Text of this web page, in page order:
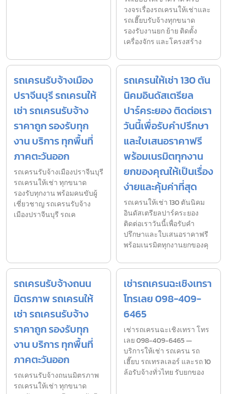
วงจรเรื่องรถเครนให้เช่าและ
รถเฮี๊ยบรับจ้างทุกขนาด
รองรับงานยก ย้าย ติดตั้ง
เครื่องจักร และโครงสร้าง
รถเครนรับจ้างเมือง
ปราจีนบุรี รถเครนให้
เช่า รถเครนรับจ้าง
ราคาถูก รองรับทุก
งาน บริการ ทุกพื้นที่
ภาคตะวันออก
รถเครนรับจ้างเมืองปราจีนบุรี
รถเครนให้เช่า ทุกขนาด
รองรับทุกงาน พร้อมคนขับผู้
เชี่ยวชาญ รถเครนรับจ้าง
เมืองปราจีนบุรี รถเค
รถเครนให้เช่า 130 ตัน
นิคมอินดัสเตรียล
ปาร์คระยอง ติดต่อเรา
วันนี้เพื่อรับคำปรึกษา
และใบเสนอราคาฟรี
พร้อมเนรมิตทุกงาน
ยกของคุณให้เป็นเรื่อง
ง่ายและคุ้มค่าที่สุด
รถเครนให้เช่า 130 ตันนิคม
อินดัสเตรียลปาร์คระยอง
ติดต่อเราวันนี้เพื่อรับคำ
ปรึกษาและใบเสนอราคาฟรี
พร้อมเนรมิตทุกงานยกของคุ
รถเครนรับจ้างถนน
มิตรภาพ รถเครนให้
เช่า รถเครนรับจ้าง
ราคาถูก รองรับทุก
งาน บริการ ทุกพื้นที่
ภาคตะวันออก
รถเครนรับจ้างถนนมิตรภาพ
รถเครนให้เช่า ทุกขนาด
เช่ารถเครนฉะเชิงเทรา
โทรเลย 098-409-
6465
เช่ารถเครนฉะเชิงเทรา โทร
เลย 098-409-6465 —
บริการให้เช่า รถเครน รถ
เฮี๊ยบ รถเทรลเลอร์ และรถ 10
ล้อรับจ้างทั่วไทย รับยกของ